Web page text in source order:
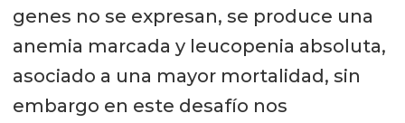
genes no se expresan, se produce una
anemia marcada y leucopenia absoluta,
asociado a una mayor mortalidad, sin
embargo en este desafío nos